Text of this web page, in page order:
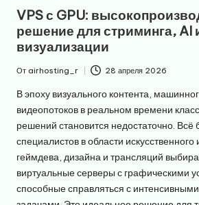
VPS с GPU:
решение для стриминга, AI
визуализации
Запись
от
От airhosting_r 28 апреля 2026
В эпоху визуального контента,
видеопотоков в реальном времени
решений становится недостаточно. Всё
специалистов в области искусственного
геймдева, дизайна и трансляций
виртуальные серверы с графическими
способные справляться с